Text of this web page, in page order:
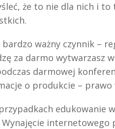
że to nie dla nich i
bardzo ważny czynnik –
za darmo wytwarzasz
darmowej
o produkcie – prawo
edukowanie